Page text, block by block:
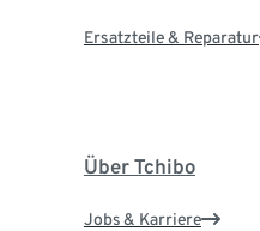
Ersatzteile & Reparatur
Über Tchibo
Jobs & Karriere